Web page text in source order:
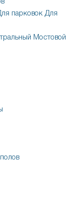
парковок Для
Мостовой